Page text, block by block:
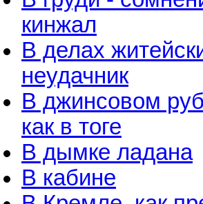
кинжал
В делах
неудачник
В джинсовом
как в тоге
В дымке ладана
В кабине